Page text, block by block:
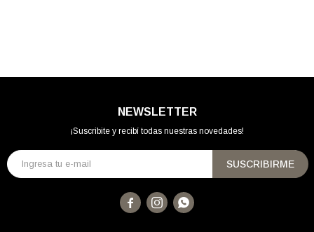
NEWSLETTER
¡Suscribite y recibí todas nuestras novedades!
SUSCRIBIRME
  